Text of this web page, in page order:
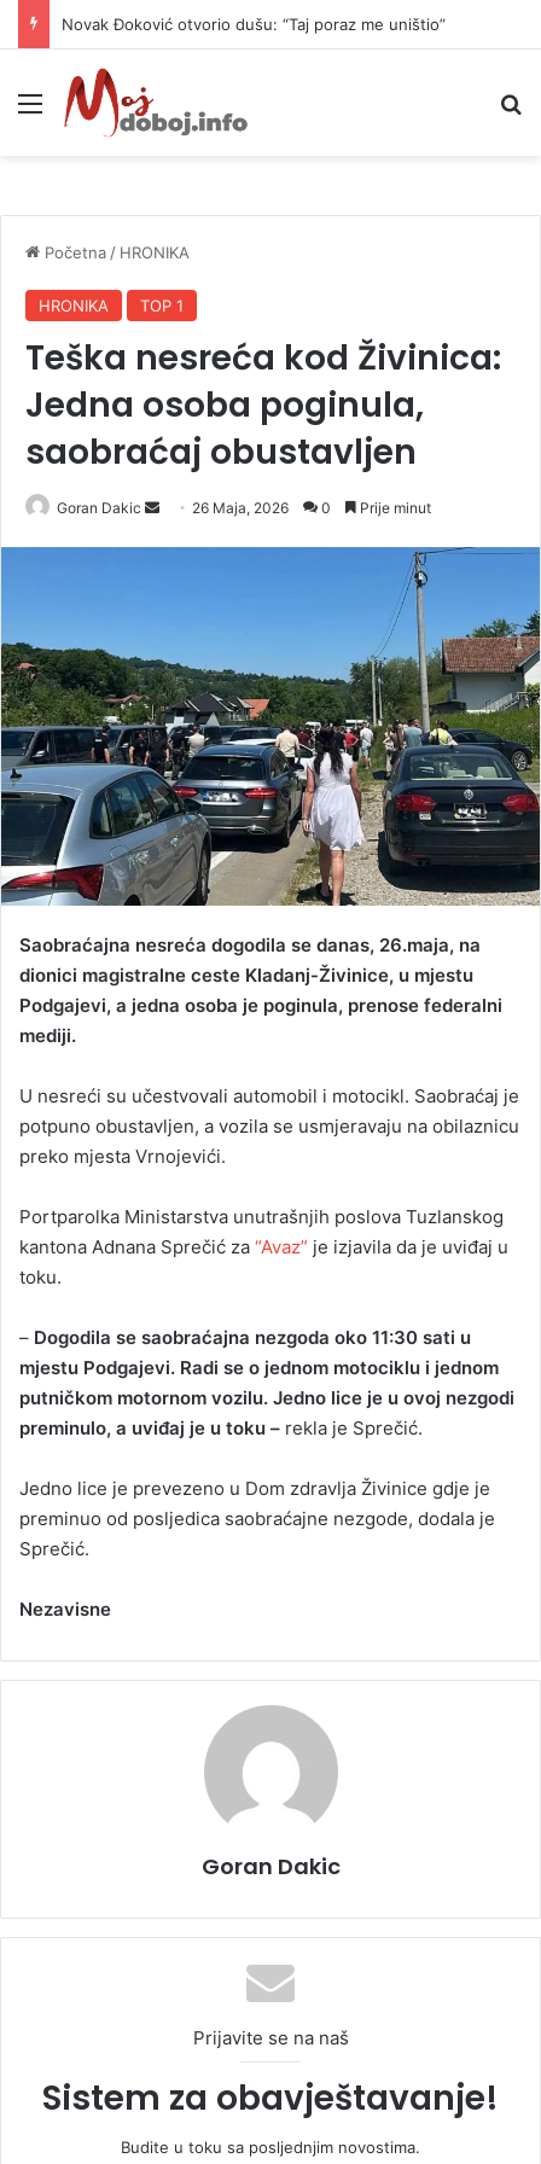
Novak Đoković otvorio dušu: “Taj poraz me uništio”
Meni
Početna / HRONIKA
HRONIKA TOP 1
Teška nesreća kod Živinica:
Jedna osoba poginula,
saobraćaj obustavljen
Goran Dakic
e
m
a
i
l
26 Maja, 2026 0 Prije minut
Saobraćajna nesreća dogodila se danas, 26.maja, na
dionici magistralne ceste Kladanj-Živinice, u mjestu
Podgajevi, a jedna osoba je poginula, prenose federalni
mediji.
U nesreći su učestvovali automobil i motocikl. Saobraćaj je
potpuno obustavljen, a vozila se usmjeravaju na obilaznicu
preko mjesta Vrnojevići.
Portparolka Ministarstva unutrašnjih poslova Tuzlanskog
kantona Adnana Sprečić za “Avaz” je izjavila da je uviđaj u
toku.
– Dogodila se saobraćajna nezgoda oko 11:30 sati u
mjestu Podgajevi. Radi se o jednom motociklu i jednom
putničkom motornom vozilu. Jedno lice je u ovoj nezgodi
preminulo, a uviđaj je u toku – rekla je Sprečić.
Jedno lice je prevezeno u Dom zdravlja Živinice gdje je
preminuo od posljedica saobraćajne nezgode, dodala je
Sprečić.
Nezavisne
Goran Dakic
Prijavite se na naš
Sistem za obavještavanje!
Budite u toku sa posljednjim novostima.